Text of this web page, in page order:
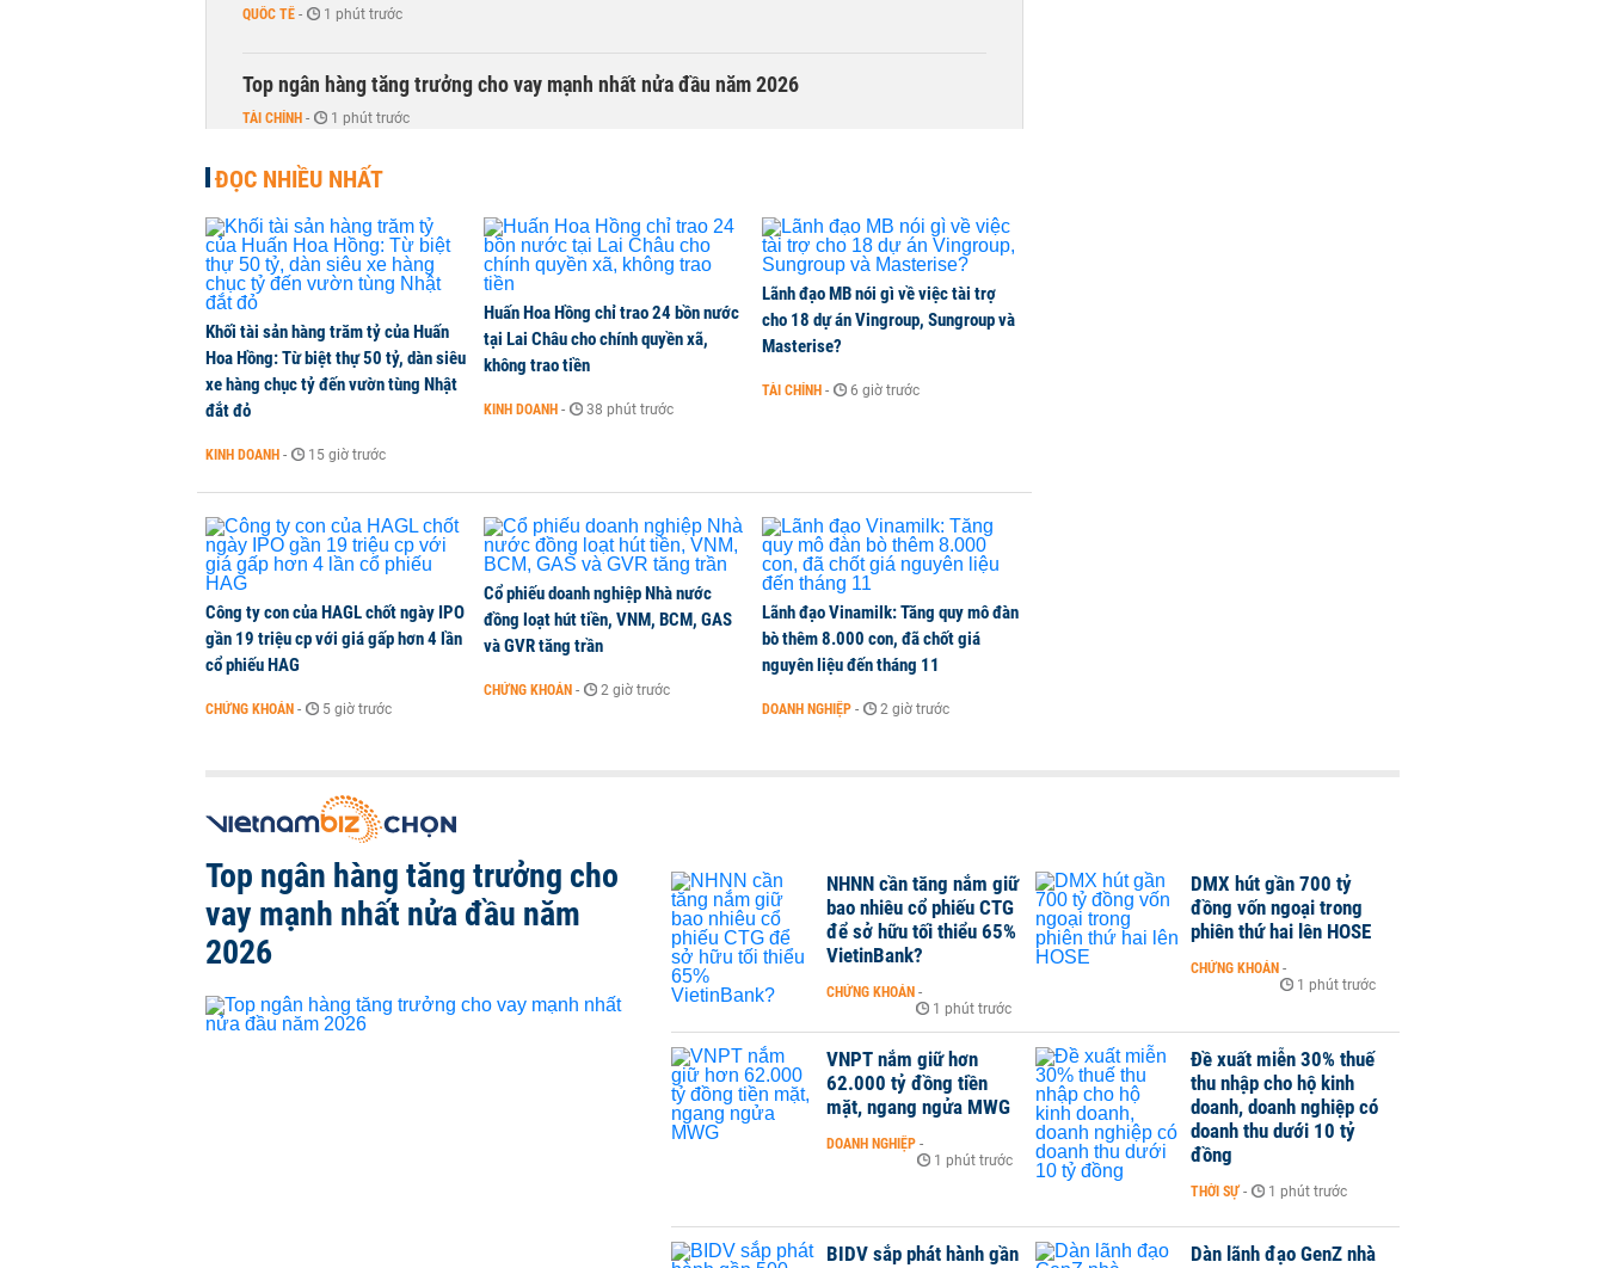
QUỐC TẾ - 1 phút trước
Top ngân hàng tăng trưởng cho vay mạnh nhất nửa đầu năm 2026
TÀI CHÍNH - 1 phút trước
ĐỌC NHIỀU NHẤT
Khối tài sản hàng trăm tỷ của Huấn
Hoa Hồng: Từ biệt thự 50 tỷ, dàn siêu
xe hàng chục tỷ đến vườn tùng Nhật
đắt đỏ
KINH DOANH - 15 giờ trước
Huấn Hoa Hồng chỉ trao 24 bồn nước
tại Lai Châu cho chính quyền xã,
không trao tiền
KINH DOANH - 38 phút trước
Lãnh đạo MB nói gì về việc tài trợ
cho 18 dự án Vingroup, Sungroup và
Masterise?
TÀI CHÍNH - 6 giờ trước
Công ty con của HAGL chốt ngày IPO
gần 19 triệu cp với giá gấp hơn 4 lần
cổ phiếu HAG
CHỨNG KHOÁN - 5 giờ trước
Cổ phiếu doanh nghiệp Nhà nước
đồng loạt hút tiền, VNM, BCM, GAS
và GVR tăng trần
CHỨNG KHOÁN - 2 giờ trước
Lãnh đạo Vinamilk: Tăng quy mô đàn
bò thêm 8.000 con, đã chốt giá
nguyên liệu đến tháng 11
DOANH NGHIỆP - 2 giờ trước
Top ngân hàng tăng trưởng cho
vay mạnh nhất nửa đầu năm
2026
NHNN cần tăng nắm giữ
bao nhiêu cổ phiếu CTG
để sở hữu tối thiểu 65%
VietinBank?
CHỨNG KHOÁN -
1 phút trước
DMX hút gần 700 tỷ
đồng vốn ngoại trong
phiên thứ hai lên HOSE
CHỨNG KHOÁN -
1 phút trước
VNPT nắm giữ hơn
62.000 tỷ đồng tiền
mặt, ngang ngửa MWG
DOANH NGHIỆP -
1 phút trước
Đề xuất miễn 30% thuế
thu nhập cho hộ kinh
doanh, doanh nghiệp có
doanh thu dưới 10 tỷ
đồng
THỜI SỰ - 1 phút trước
BIDV sắp phát hành gần
Dàn lãnh đạo GenZ nhà